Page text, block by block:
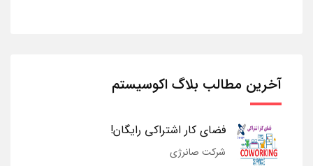
آخرین مطالب بلاگ اکوسیستم
فضای کار اشتراکی رایگان!
شرکت صانرژی